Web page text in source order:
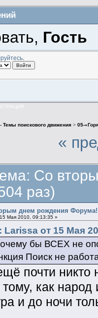
Гость
.
II- Темы поискового движения> 05-
«
Со
раз)
днем рождения
Мая 2010, 09:13:35 »
Larissa от 15 Мая
бы ВСЕХ не
Поиск не
почти никто
как
и до ночи